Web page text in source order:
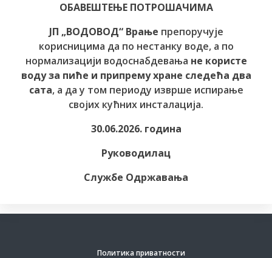
ОБАВЕШТЕЊЕ ПОТРОШАЧИМА
ЈП „ВОДОВОД“ Врање препоручује
корисницима да по нестанку воде, а по
нормализацији водоснабдевања не користе
воду за пиће и припрему хране следећа два
сата, а да у том периоду изврше испирање
својих кућних инсталација.
30.06.2026. година
Руководилац
Службе Одржавања
Политика приватности